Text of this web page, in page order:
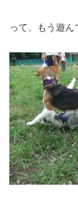
って、もう遊ん